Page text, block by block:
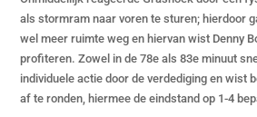
als stormram naar voren te sturen; hierdoor
wel meer ruimte weg en hiervan wist Denny
profiteren. Zowel in de 78e als 83e minuut
individuele actie door de verdediging en wist
af te ronden, hiermee de eindstand op 1-4